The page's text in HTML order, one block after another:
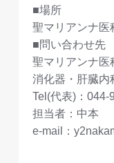
■場所
聖マリアンナ
■問い合わせ先
聖マリアンナ医
消化器・肝臓
Tel(代表)：
担当者：中本
e-mail：